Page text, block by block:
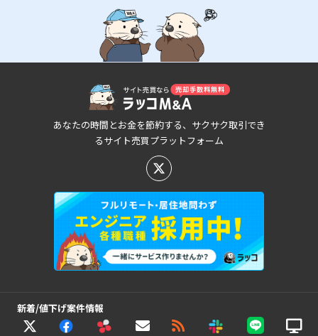
あなたの時間とお金を節約する、サクサク取引でき
るサイト売買プラットフォーム
新着/値下げ案件情報